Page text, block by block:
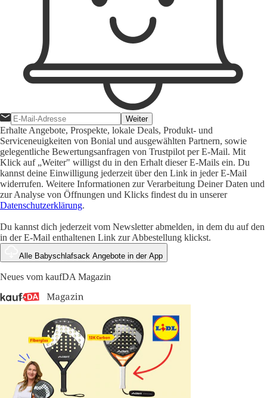
Weiter
Erhalte Angebote, Prospekte, lokale Deals, Produkt- und
Serviceneuigkeiten von Bonial und ausgewählten Partnern, sowie
gelegentliche Bewertungsanfragen von Trustpilot per E-Mail. Mit
Klick auf „Weiter" willigst du in den Erhalt dieser E-Mails ein. Du
kannst deine Einwilligung jederzeit über den Link in jeder E-Mail
widerrufen. Weitere Informationen zur Verarbeitung Deiner Daten und
zur Analyse von Öffnungen und Klicks findest du in unserer
Datenschutzerklärung.
Du kannst dich jederzeit vom Newsletter abmelden, in dem du auf den
in der E-Mail enthaltenen Link zur Abbestellung klickst.
Alle Babyschlafsack Angebote in der App
Neues vom kaufDA Magazin